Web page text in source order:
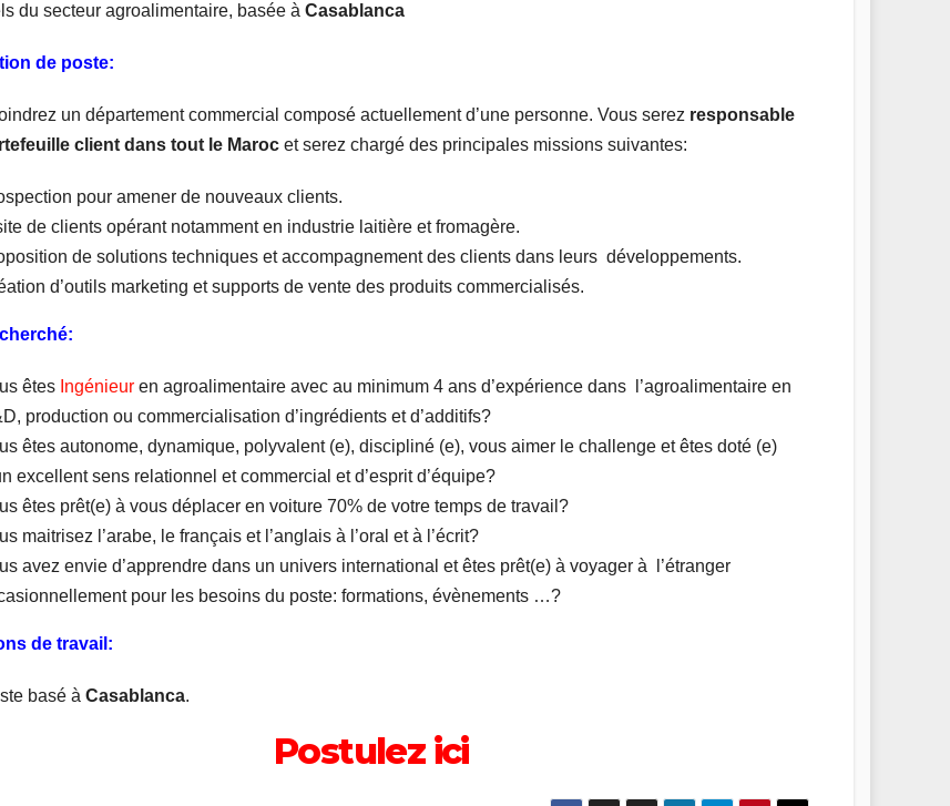
du secteur agroalimentaire, basée à Casablanca
de poste:
un département commercial composé actuellement d’une personne. Vous serez responsable
client dans tout le Maroc et serez chargé des principales missions suivantes:
pour amener de nouveaux clients.
de clients opérant notamment en industrie laitière et fromagère.
de solutions techniques et accompagnement des clients dans leurs développements.
d’outils marketing et supports de vente des produits commercialisés.
êtes Ingénieur en agroalimentaire avec au minimum 4 ans d’expérience dans l’agroalimentaire en
production ou commercialisation d’ingrédients et d’additifs?
êtes autonome, dynamique, polyvalent (e), discipliné (e), vous aimer le challenge et êtes doté (e)
excellent sens relationnel et commercial et d’esprit d’équipe?
êtes prêt(e) à vous déplacer en voiture 70% de votre temps de travail?
maitrisez l’arabe, le français et l’anglais à l’oral et à l’écrit?
avez envie d’apprendre dans un univers international et êtes prêt(e) à voyager à l’étranger
pour les besoins du poste: formations, évènements …?
de travail:
basé à Casablanca.
Postulez ici